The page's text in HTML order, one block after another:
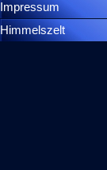
Impressum
Himmelszelt